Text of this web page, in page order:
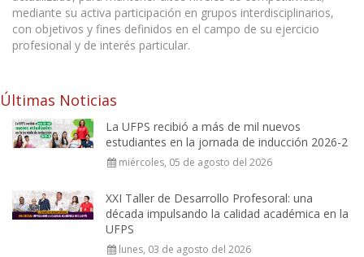
mediante su activa participación en grupos interdisciplinarios,
con objetivos y fines definidos en el campo de su ejercicio
profesional y de interés particular.
Últimas Noticias
La UFPS recibió a más de mil nuevos
estudiantes en la jornada de inducción 2026-2
miércoles, 05 de agosto del 2026
XXI Taller de Desarrollo Profesoral: una
década impulsando la calidad académica en la
UFPS
lunes, 03 de agosto del 2026